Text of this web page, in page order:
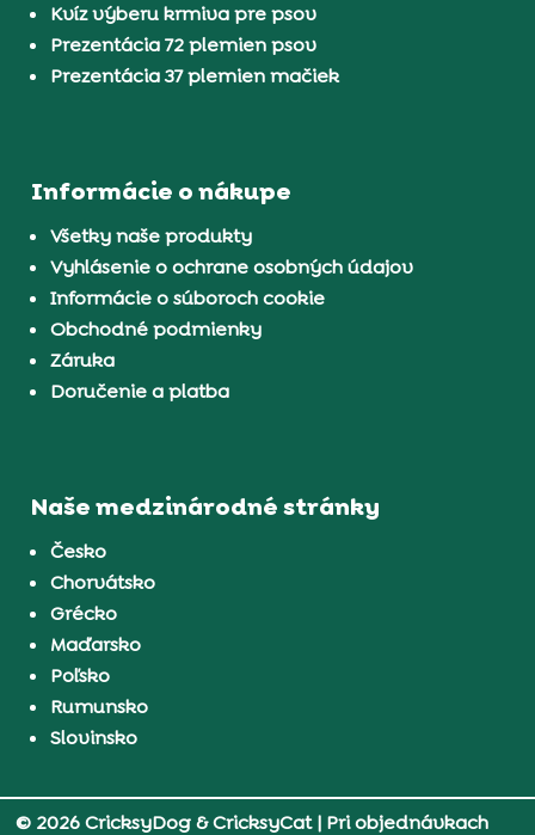
Kvíz výberu krmiva pre psov
Prezentácia 72 plemien psov
Prezentácia 37 plemien mačiek
Informácie o nákupe
Všetky naše produkty
Vyhlásenie o ochrane osobných údajov
Informácie o súboroch cookie
Obchodné podmienky
Záruka
Doručenie a platba
Naše medzinárodné stránky
Česko
Chorvátsko
Grécko
Maďarsko
Poľsko
Rumunsko
Slovinsko
© 2026 CricksyDog & CricksyCat| Pri objednávkach